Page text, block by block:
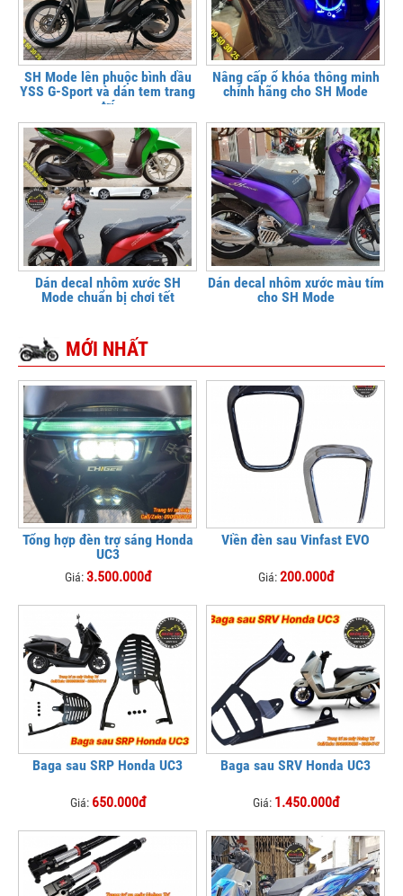
SH Mode lên phuộc bình dầu
YSS G-Sport và dán tem trang
trí
Nâng cấp ổ khóa thông minh
chính hãng cho SH Mode
Dán decal nhôm xước SH
Mode chuẩn bị chơi tết
Dán decal nhôm xước màu tím
cho SH Mode
MỚI NHẤT
Tổng hợp đèn trợ sáng Honda
UC3
Giá:3.500.000đ
Viền đèn sau Vinfast EVO
Giá:200.000đ
Baga sau SRP Honda UC3
Giá: 650.000đ
Baga sau SRV Honda UC3
Giá: 1.450.000đ